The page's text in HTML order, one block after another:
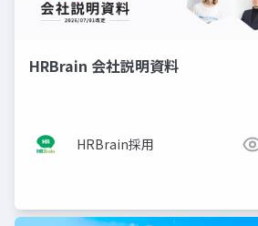
HRBrain 会社説明資料
HRBrain採用